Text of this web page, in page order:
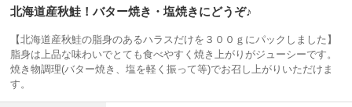
北海道産秋鮭！バター焼き・塩焼きにどうぞ♪
【北海道産秋鮭の脂身のあるハラスだけを３００ｇにパックしました】
脂身は上品な味わいでとても食べやすく焼き上がりがジューシーです。
焼き物調理(バター焼き、塩を軽く振って等)でお召し上がりいただけま
す。